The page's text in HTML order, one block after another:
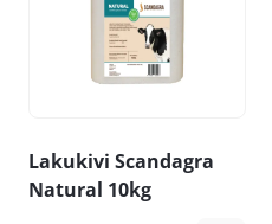
Lakukivi Scandagra
Natural 10kg